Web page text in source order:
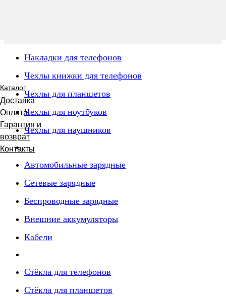
Каталог
Доставка
Оплата
Гарантия и
возврат
Контакты
Накладки для телефонов
Чехлы книжки для телефонов
Чехлы для планшетов
Чехлы для ноутбуков
Чехлы для наушников
Автомобильные зарядные
Сетевые зарядные
Беспроводные зарядные
Внешние аккумуляторы
Кабели
Стёкла для телефонов
Стёкла для планшетов